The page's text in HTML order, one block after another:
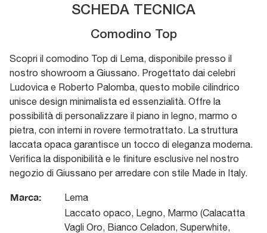
SCHEDA TECNICA
Comodino Top
Scopri il comodino Top di Lema, disponibile presso il
nostro showroom a Giussano. Progettato dai celebri
Ludovica e Roberto Palomba, questo mobile cilindrico
unisce design minimalista ed essenzialità. Offre la
possibilità di personalizzare il piano in legno, marmo o
pietra, con interni in rovere termotrattato. La struttura
laccata opaca garantisce un tocco di eleganza moderna.
Verifica la disponibilità e le finiture esclusive nel nostro
negozio di Giussano per arredare con stile Made in Italy.
Marca: Lema
Laccato opaco, Legno, Marmo (Calacatta
Vagli Oro, Bianco Celadon, Superwhite,